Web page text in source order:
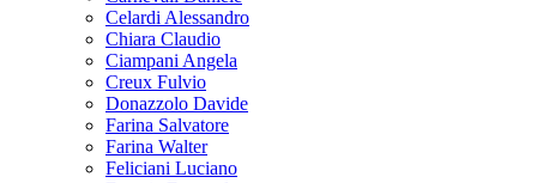
Celardi Alessandro
Chiara Claudio
Ciampani Angela
Creux Fulvio
Donazzolo Davide
Farina Salvatore
Farina Walter
Feliciani Luciano